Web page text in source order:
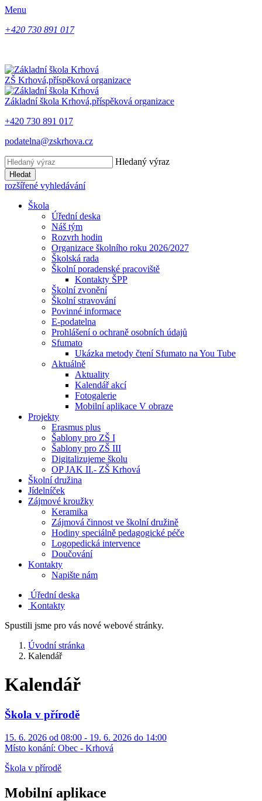
Menu
+420 730 891 017
ZŠ Krhová,příspěková organizace
Základní škola Krhová,příspěková organizace
+420 730 891 017
podatelna@zskrhova.cz
Hledaný výraz
Hledat
rozšířené vyhledávání
Škola
Úřední deska
Náš tým
Rozvrh hodin
Organizace školního roku 2026/2027
Školská rada
Školní poradenské pracoviště
Kontakty ŠPP
Školní zvonění
Školní stravování
Povinné informace
E-podatelna
Prohlášení o ochraně osobních údajů
Sfumato
Ukázka metody čtení Sfumato na You Tube
Aktuálně
Aktuality
Kalendář akcí
Fotogalerie
Mobilní aplikace V obraze
Projekty
Erasmus plus
Šablony pro ZŠ I
Šablony pro ZŠ III
Digitalizujeme školu
OP JAK II.- ZŠ Krhová
Školní družina
Jídelníček
Zájmové kroužky
Keramika
Zájmová činnost ve školní družině
Hodiny speciálně pedagogické péče
Logopedická intervence
Doučování
Kontakty
Napište nám
Úřední deska
Kontakty
Spustili jsme pro vás nové webové stránky.
Úvodní stránka
Kalendář
Kalendář
Škola v přírodě
15. 6. 2026 od 08:00 - 19. 6. 2026 do 14:00
Místo konání: Obec - Krhová
Škola v přírodě
Mobilní aplikace